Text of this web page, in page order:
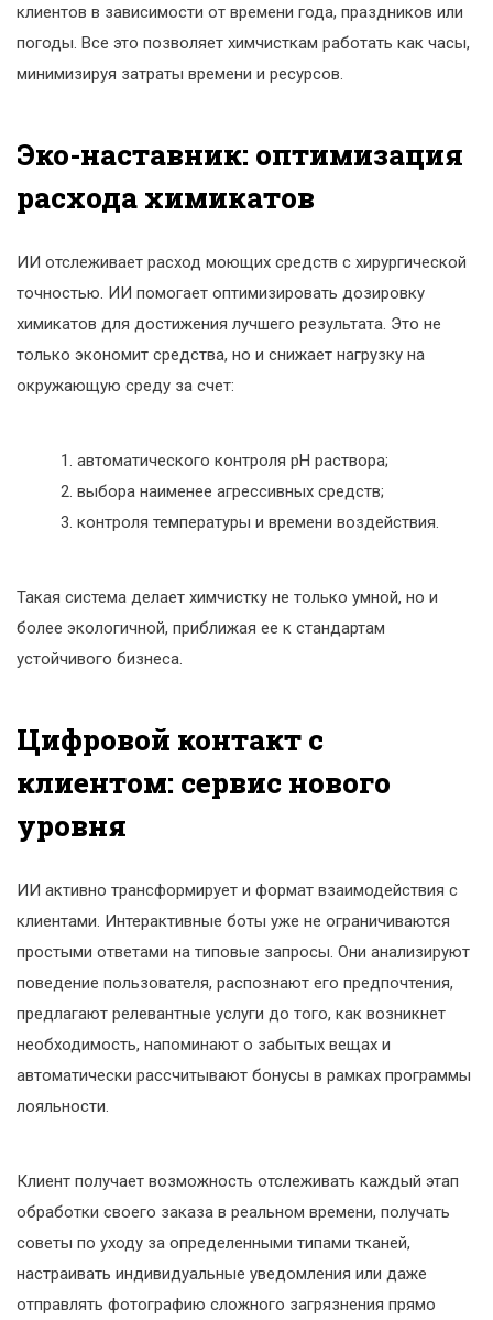
клиентов в зависимости от времени года, праздников или
погоды. Все это позволяет химчисткам работать как часы,
минимизируя затраты времени и ресурсов.
Эко-наставник: оптимизация
расхода химикатов
ИИ отслеживает расход моющих средств с хирургической
точностью. ИИ помогает оптимизировать дозировку
химикатов для достижения лучшего результата. Это не
только экономит средства, но и снижает нагрузку на
окружающую среду за счет:
автоматического контроля pH раствора;
выбора наименее агрессивных средств;
контроля температуры и времени воздействия.
Такая система делает химчистку не только умной, но и
более экологичной, приближая ее к стандартам
устойчивого бизнеса.
Цифровой контакт с
клиентом: сервис нового
уровня
ИИ активно трансформирует и формат взаимодействия с
клиентами. Интерактивные боты уже не ограничиваются
простыми ответами на типовые запросы. Они анализируют
поведение пользователя, распознают его предпочтения,
предлагают релевантные услуги до того, как возникнет
необходимость, напоминают о забытых вещах и
автоматически рассчитывают бонусы в рамках программы
лояльности.
Клиент получает возможность отслеживать каждый этап
обработки своего заказа в реальном времени, получать
советы по уходу за определенными типами тканей,
настраивать индивидуальные уведомления или даже
отправлять фотографию сложного загрязнения прямо